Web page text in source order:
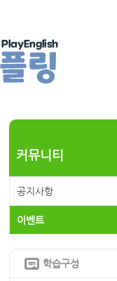
커뮤니티
공지사항
이벤트
학습구성